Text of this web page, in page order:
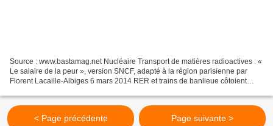
Source : www.bastamag.net Nucléaire Transport de matières radioactives : «
Le salaire de la peur », version SNCF, adapté à la région parisienne par
Florent Lacaille-Albiges 6 mars 2014 RER et trains de banlieue côtoient
< Page précédente Page suivante >